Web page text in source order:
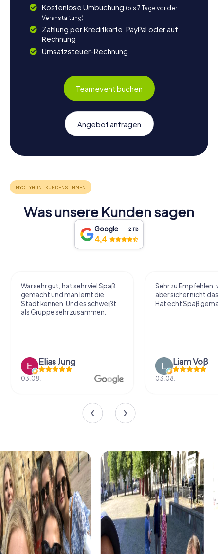
Kostenlose Umbuchung (bis 7 Tage vor der
Veranstaltung)
Zahlung per Kreditkarte, PayPal oder auf
Rechnung
Umsatzsteuer-Rechnung
Teamevent buchen
Angebot anfragen
Was unsere Kunden sagen
Google 2.118
4,4
War sehr gut, hat sehr viel Spaß
gemacht und man lernt die
Stadt kennen. Und es schweißt
als Gruppe sehr zusammen.
Elias Jung
03.08.
Sehr zu Empfehlen,
aber sicher nicht
Hat echt Spaß
Liam Voß
03.08.